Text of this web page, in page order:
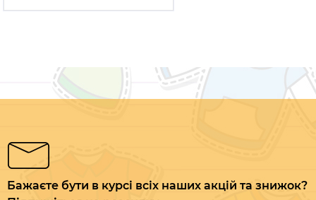
Бажаєте бути в курсі всіх наших акцій та знижок?